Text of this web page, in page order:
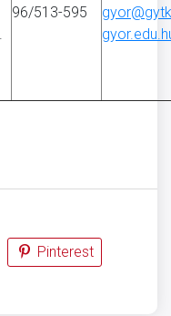
96/513-595
Pinterest